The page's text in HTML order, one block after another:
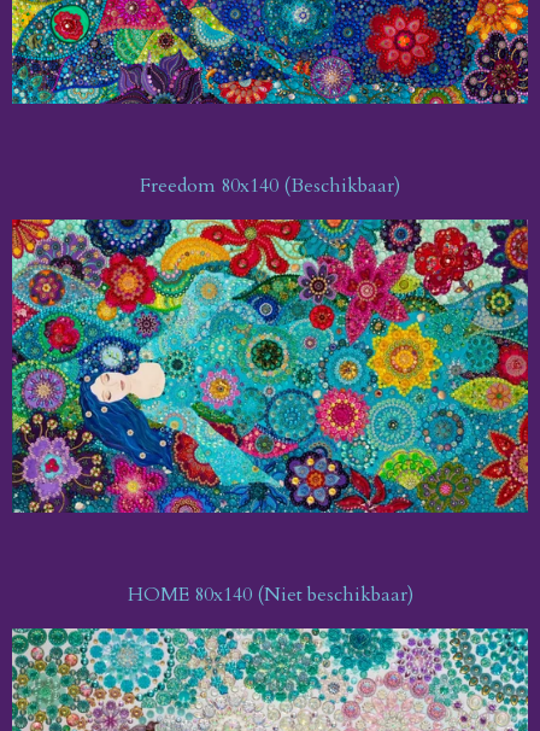
Freedom 80x140 (Beschikbaar)
HOME 80x140 (Niet beschikbaar)